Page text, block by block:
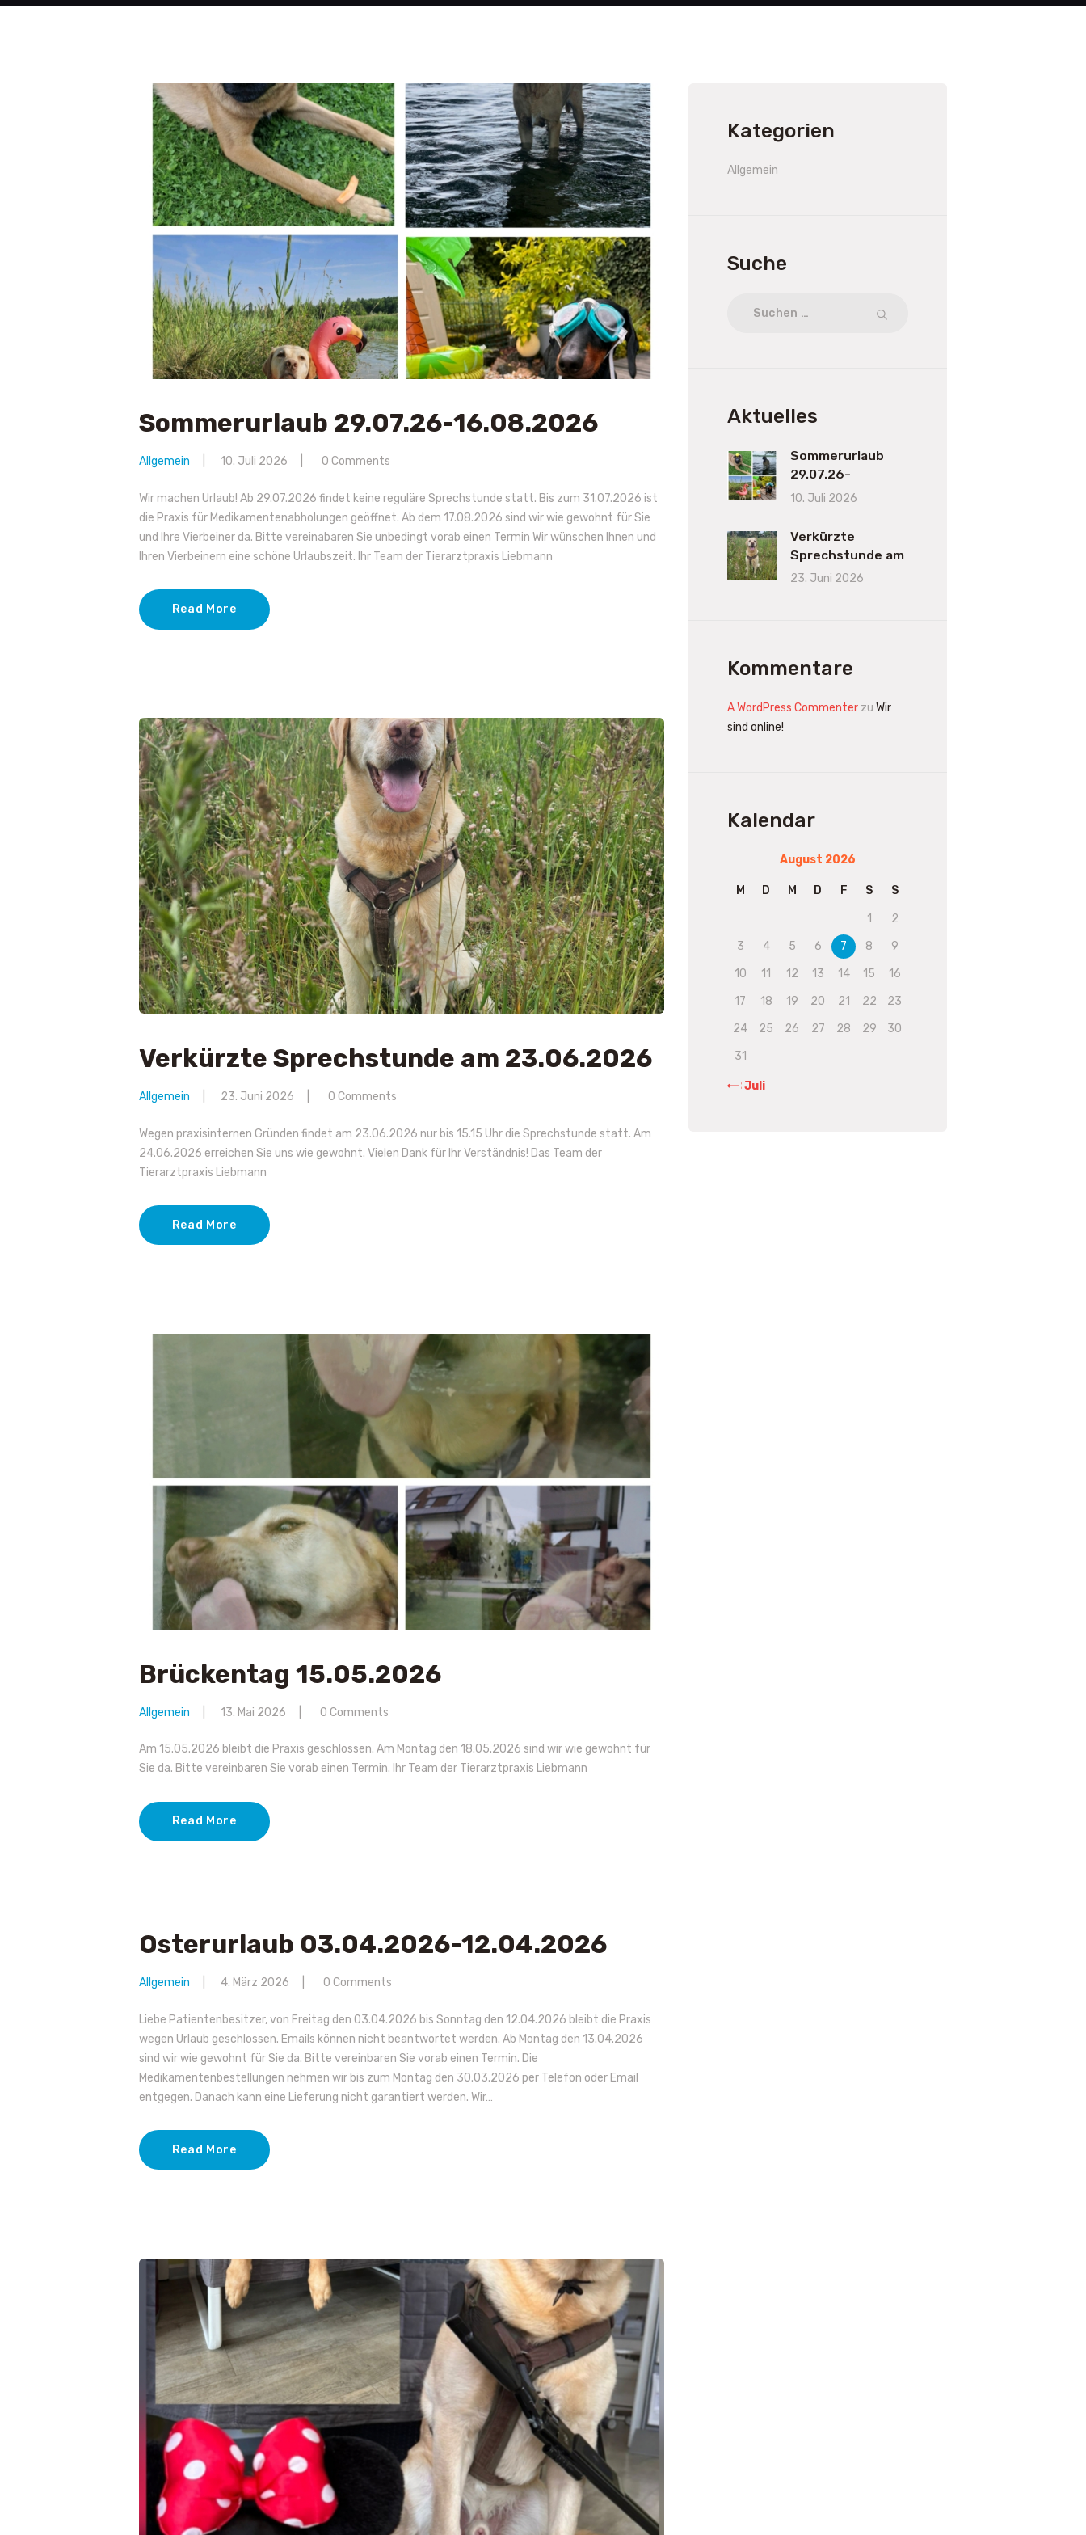
Sommerurlaub 29.07.26-16.08.2026
Allgemein 10. Juli 2026 0 Comments
Wir machen Urlaub! Ab 29.07.2026 findet keine reguläre Sprechstunde statt. Bis zum 31.07.2026 ist
die Praxis für Medikamentenabholungen geöffnet. Ab dem 17.08.2026 sind wir wie gewohnt für Sie
und Ihre Vierbeiner da. Bitte vereinabaren Sie unbedingt vorab einen Termin Wir wünschen Ihnen und
Ihren Vierbeinern eine schöne Urlaubszeit. Ihr Team der Tierarztpraxis Liebmann
Read More
Verkürzte Sprechstunde am 23.06.2026
Allgemein 23. Juni 2026 0 Comments
Wegen praxisinternen Gründen findet am 23.06.2026 nur bis 15.15 Uhr die Sprechstunde statt. Am
24.06.2026 erreichen Sie uns wie gewohnt. Vielen Dank für Ihr Verständnis! Das Team der
Tierarztpraxis Liebmann
Read More
Brückentag 15.05.2026
Allgemein 13. Mai 2026 0 Comments
Am 15.05.2026 bleibt die Praxis geschlossen. Am Montag den 18.05.2026 sind wir wie gewohnt für
Sie da. Bitte vereinbaren Sie vorab einen Termin. Ihr Team der Tierarztpraxis Liebmann
Read More
Osterurlaub 03.04.2026-12.04.2026
Allgemein 4. März 2026 0 Comments
Liebe Patientenbesitzer, von Freitag den 03.04.2026 bis Sonntag den 12.04.2026 bleibt die Praxis
wegen Urlaub geschlossen. Emails können nicht beantwortet werden. Ab Montag den 13.04.2026
sind wir wie gewohnt für Sie da. Bitte vereinbaren Sie vorab einen Termin. Die
Medikamentenbestellungen nehmen wir bis zum Montag den 30.03.2026 per Telefon oder Email
entgegen. Danach kann eine Lieferung nicht garantiert werden. Wir…
Read More
Kategorien
Allgemein
Suche
Aktuelles
Sommerurlaub
29.07.26-
16.08.2026
10. Juli 2026
Verkürzte
Sprechstunde am
23.06.2026
23. Juni 2026
Kommentare
A WordPress Commenter zuWir
sind online!
Kalendar
August 2026
M D M D F S S
1
2
3
4 5 6 7 8
9
10
11 12 13 14 15
16
17
18 19 20 21 22
23
24
25 26 27 28 29
30
31
« Juli